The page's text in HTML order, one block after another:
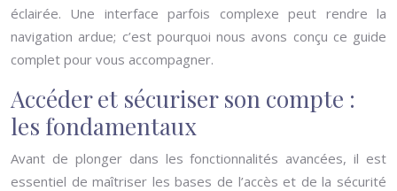
éclairée. Une interface parfois complexe peut rendre la
navigation ardue; c’est pourquoi nous avons conçu ce guide
complet pour vous accompagner.
Accéder et sécuriser son compte :
les fondamentaux
Avant de plonger dans les fonctionnalités avancées, il est
essentiel de maîtriser les bases de l’accès et de la sécurité